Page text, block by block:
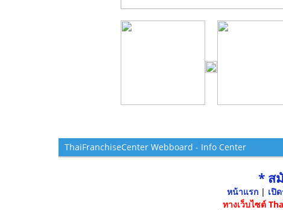
ThaiFranchiseCenter Webboard - Info Center
* ส
หน้าแรก| เปิ
ทางเว็บไซต์